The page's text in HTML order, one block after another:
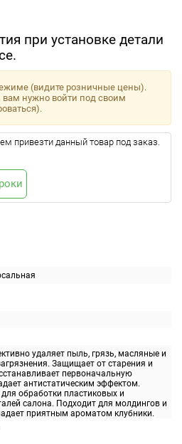
при установке детали
удаляет пыль, грязь, масляные и
Защищает от старения и
первоначальную
антистатическим эффектом.
обработки пластиковых и
салона. Подходит для молдингов и
приятным ароматом клубники.
(видите розничные цены).
вам нужно войти под своим
привезти данный товар под заказ.